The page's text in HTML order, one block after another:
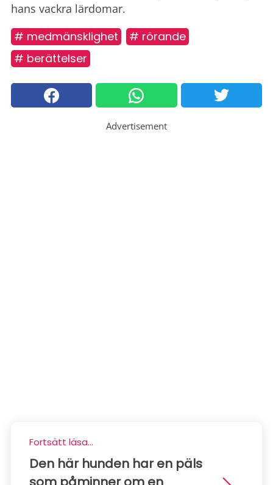
hans vackra lärdomar.
# medmänsklighet
# rörande
# berättelser
Advertisement
Fortsätt läsa...
Den här hunden har en päls